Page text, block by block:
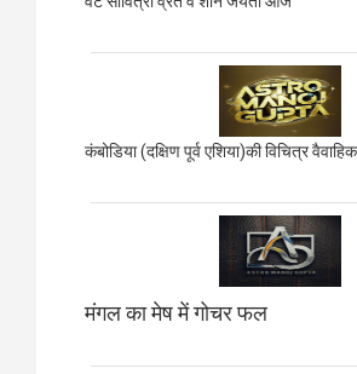
कंबोडिया (दक्षिण पूर्व एशिया)की विचित्र
मंगल का मेष में गोचर फल